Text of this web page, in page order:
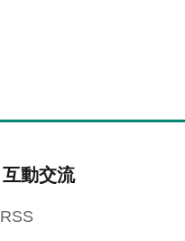
互動交流
RSS